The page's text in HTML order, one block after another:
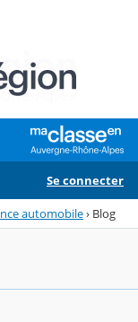
Se connecter
automobile› Blog